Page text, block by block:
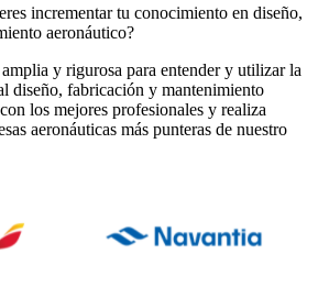
incrementar tu conocimiento en diseño,
aeronáutico?
y rigurosa para entender y utilizar la
diseño, fabricación y mantenimiento
los mejores profesionales y realiza
aeronáuticas más punteras de nuestro